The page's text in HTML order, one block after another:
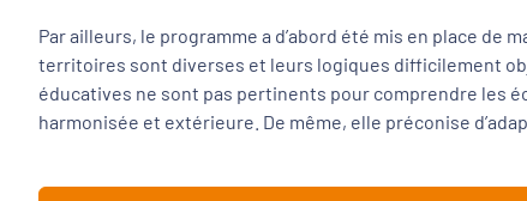
Par ailleurs, le programme a d’abord été mis en place
territoires sont diverses et leurs logiques difficilement
éducatives ne sont pas pertinents pour comprendre les
harmonisée et extérieure. De même, elle préconise